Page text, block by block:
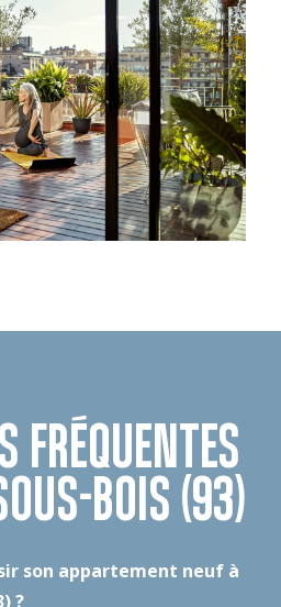
FRÉQUENTES
BOIS (93)
son appartement neuf à
?